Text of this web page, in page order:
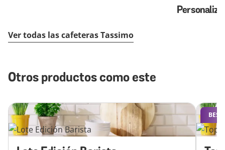
Ver todas las cafeteras Tassimo
Otros productos como este